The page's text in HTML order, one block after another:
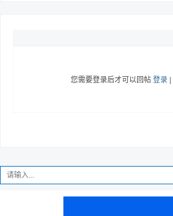
您需要登录后才可以回帖登录 |